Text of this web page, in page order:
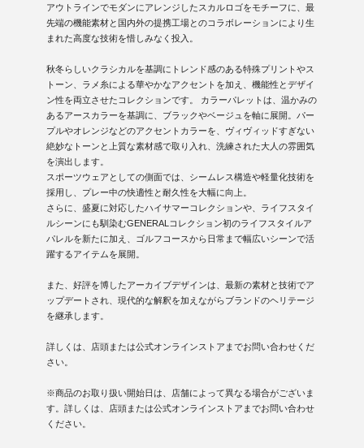
アウトラインでモダンにアレンジしたスカルロゴをモチーフに、最
先端の機能素材と国内外の提携工場とのコラボレーションにより生
まれた高度な技術を惜しみなく投入。
秋冬らしいクラシカルを基調にトレンド感のある特殊プリントやス
トーン、ラメ糸による華やかなアクセントを加え、機能性とデザイ
ン性を両立させたコレクションです。 カラーパレットは、温かみの
あるアースカラーを基調に、ブラックやベージュを軸に展開。パー
プルやオレンジなどのアクセントカラーを、ヴィヴィッドすぎない
絶妙なトーンと上質な素材感で取り入れ、洗練された大人の雰囲気
を演出します。
スポーツウェアとしての側面では、シームレス構造や軽量化技術を
採用し、プレー中の快適性と耐久性を大幅に向上。
さらに、盛夏に対応したハイサマーコレクションや、ライフスタイ
ルシーンにも馴染むGENERALコレクション初のライフスタイルア
パレルを新たに加え、ゴルフコースから日常まで幅広いシーンで活
躍するアイテムを展開。
また、好評を博したアーカイブデザインは、最新の素材と技術でア
ップデートされ、現代的な解釈を加えながらブランドのヘリテージ
を継承します。
詳しくは、店頭または公式オンラインストアまでお問い合わせくだ
さい。
※商品のお取り扱い開始日は、店舗によって異なる場合がございま
す。詳しくは、店頭または公式オンラインストアまでお問い合わせ
ください。